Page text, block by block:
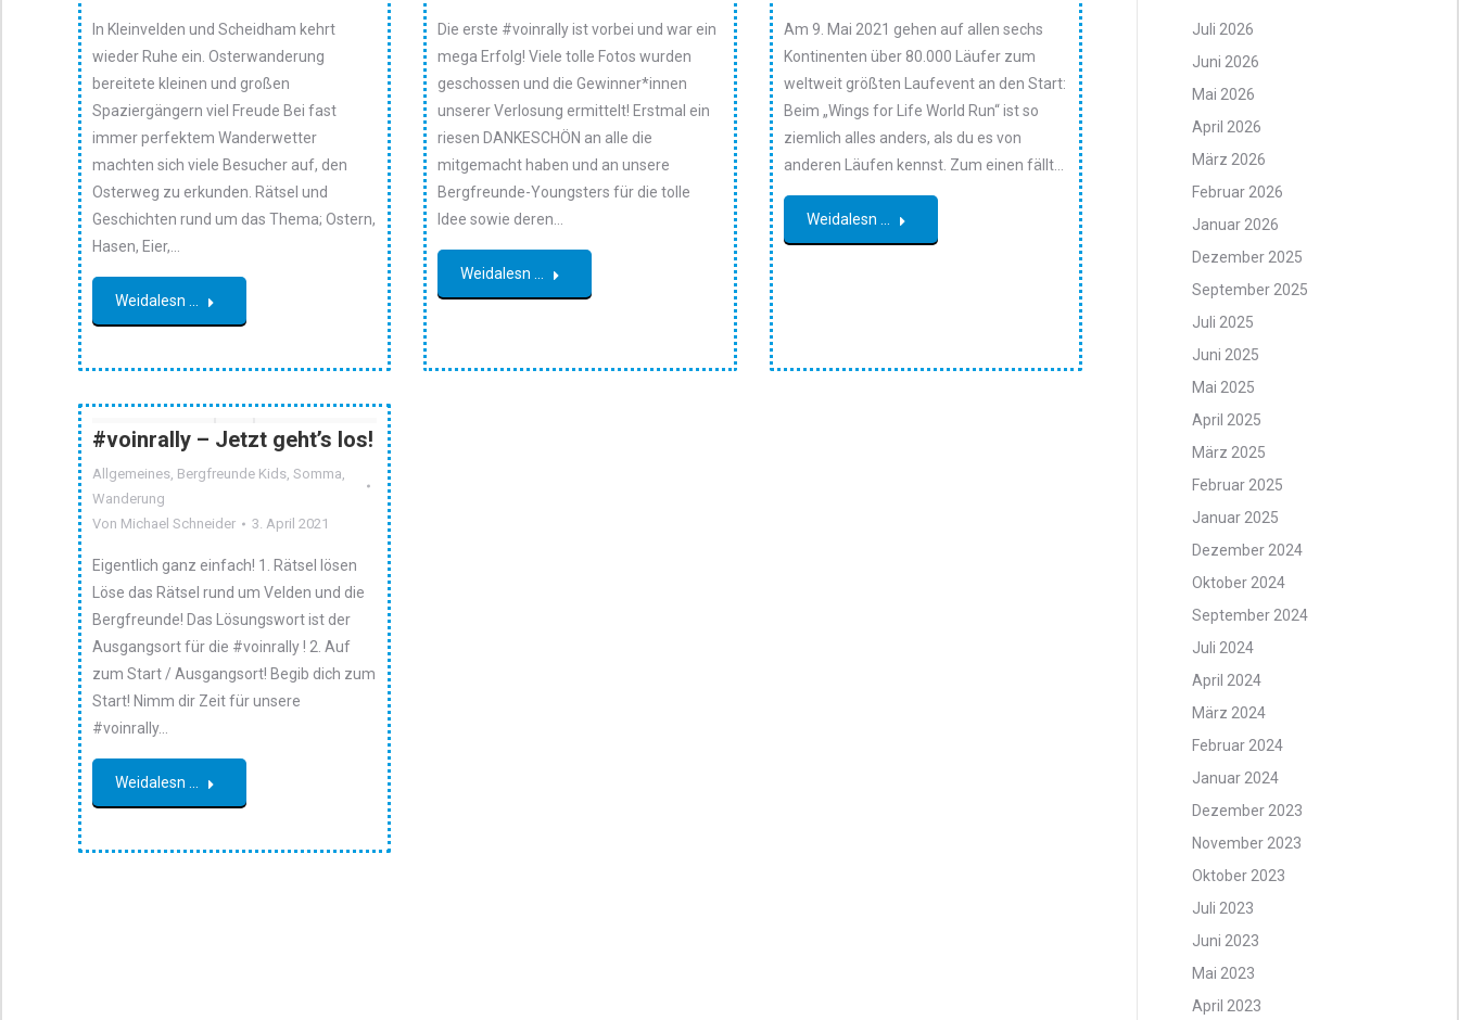
In Kleinvelden und Scheidham kehrt
wieder Ruhe ein. Osterwanderung
bereitete kleinen und großen
Spaziergängern viel Freude Bei fast
immer perfektem Wanderwetter
machten sich viele Besucher auf, den
Osterweg zu erkunden. Rätsel und
Geschichten rund um das Thema; Ostern,
Hasen, Eier,…
Weidalesn ...
Die erste #voinrally ist vorbei und war ein
mega Erfolg! Viele tolle Fotos wurden
geschossen und die Gewinner*innen
unserer Verlosung ermittelt! Erstmal ein
riesen DANKESCHÖN an alle die
mitgemacht haben und an unsere
Bergfreunde-Youngsters für die tolle
Idee sowie deren…
Weidalesn ...
Am 9. Mai 2021 gehen auf allen sechs
Kontinenten über 80.000 Läufer zum
weltweit größten Laufevent an den Start:
Beim „Wings for Life World Run“ ist so
ziemlich alles anders, als du es von
anderen Läufen kennst. Zum einen fällt…
Weidalesn ...
#voinrally – Jetzt geht’s los!
Allgemeines, Bergfreunde Kids, Somma,
Wanderung
Von Michael Schneider 3. April 2021
Eigentlich ganz einfach! 1. Rätsel lösen
Löse das Rätsel rund um Velden und die
Bergfreunde! Das Lösungswort ist der
Ausgangsort für die #voinrally ! 2. Auf
zum Start / Ausgangsort! Begib dich zum
Start! Nimm dir Zeit für unsere
#voinrally…
Weidalesn ...
Juli 2026
Juni 2026
Mai 2026
April 2026
März 2026
Februar 2026
Januar 2026
Dezember 2025
September 2025
Juli 2025
Juni 2025
Mai 2025
April 2025
März 2025
Februar 2025
Januar 2025
Dezember 2024
Oktober 2024
September 2024
Juli 2024
April 2024
März 2024
Februar 2024
Januar 2024
Dezember 2023
November 2023
Oktober 2023
Juli 2023
Juni 2023
Mai 2023
April 2023